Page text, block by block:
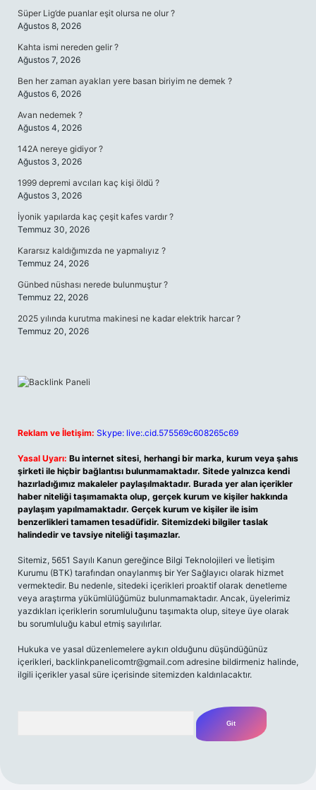
Süper Lig’de puanlar eşit olursa ne olur ?
Ağustos 8, 2026
Kahta ismi nereden gelir ?
Ağustos 7, 2026
Ben her zaman ayakları yere basan biriyim ne demek ?
Ağustos 6, 2026
Avan nedemek ?
Ağustos 4, 2026
142A nereye gidiyor ?
Ağustos 3, 2026
1999 depremi avcıları kaç kişi öldü ?
Ağustos 3, 2026
İyonik yapılarda kaç çeşit kafes vardır ?
Temmuz 30, 2026
Kararsız kaldığımızda ne yapmalıyız ?
Temmuz 24, 2026
Günbed nüshası nerede bulunmuştur ?
Temmuz 22, 2026
2025 yılında kurutma makinesi ne kadar elektrik harcar ?
Temmuz 20, 2026
Reklam ve İletişim: Skype: live:.cid.575569c608265c69
Yasal Uyarı: Bu internet sitesi, herhangi bir marka, kurum veya şahıs
şirketi ile hiçbir bağlantısı bulunmamaktadır. Sitede yalnızca kendi
hazırladığımız makaleler paylaşılmaktadır. Burada yer alan içerikler
haber niteliği taşımamakta olup, gerçek kurum ve kişiler hakkında
paylaşım yapılmamaktadır. Gerçek kurum ve kişiler ile isim
benzerlikleri tamamen tesadüfidir. Sitemizdeki bilgiler taslak
halindedir ve tavsiye niteliği taşımazlar.
Sitemiz, 5651 Sayılı Kanun gereğince Bilgi Teknolojileri ve İletişim
Kurumu (BTK) tarafından onaylanmış bir Yer Sağlayıcı olarak hizmet
vermektedir. Bu nedenle, sitedeki içerikleri proaktif olarak denetleme
veya araştırma yükümlülüğümüz bulunmamaktadır. Ancak, üyelerimiz
yazdıkları içeriklerin sorumluluğunu taşımakta olup, siteye üye olarak
bu sorumluluğu kabul etmiş sayılırlar.
Hukuka ve yasal düzenlemelere aykırı olduğunu düşündüğünüz
içerikleri, backlinkpanelicomtr@gmail.com adresine bildirmeniz halinde,
ilgili içerikler yasal süre içerisinde sitemizden kaldırılacaktır.